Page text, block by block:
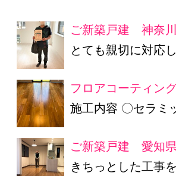
ご新築戸建 神奈
とても親切に対応
フロアコーティン
施工内容 〇セラミ
ご新築戸建 愛知
きちっとした工事